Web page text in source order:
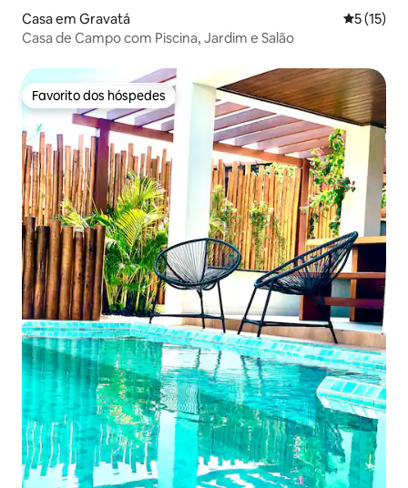
Casa em Gravatá
5 (15)
Casa de Campo com Piscina, Jardim e Salão
Favorito dos hóspedes
Favorito dos hóspedes